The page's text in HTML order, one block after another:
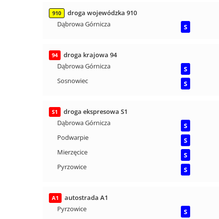
910
droga wojewódzka 910
Dąbrowa Górnicza
S
94
droga krajowa 94
Dąbrowa Górnicza
S
Sosnowiec
S
S1
droga ekspresowa S1
Dąbrowa Górnicza
S
Podwarpie
S
Mierzęcice
S
Pyrzowice
S
A1
autostrada A1
Pyrzowice
S